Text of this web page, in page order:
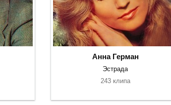
Анна Герман
Эстрада
243 клипа